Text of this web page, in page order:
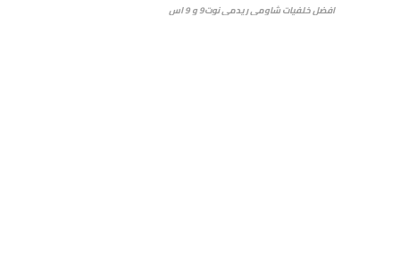
افضل خلفيات شاومي ريدمي نوت9 و 9 اس